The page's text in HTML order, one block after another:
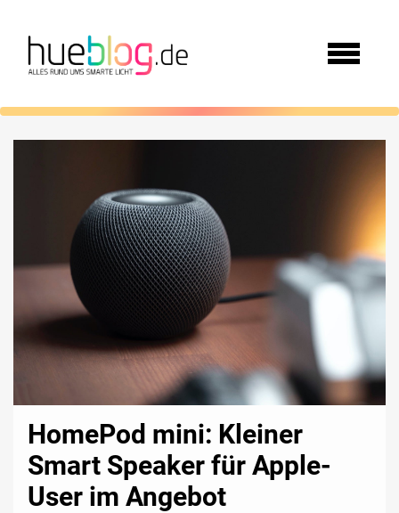
HomePod mini: Kleiner
Smart Speaker für Apple-
User im Angebot